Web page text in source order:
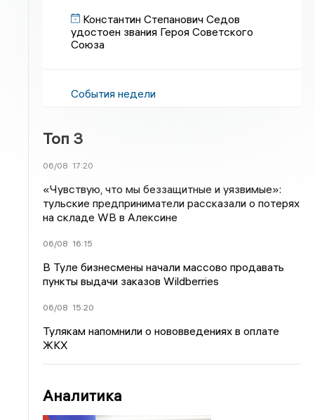
Константин Степанович Седов
удостоен звания Героя Советского
Союза
События недели
Топ 3
06/08 17:20
«Чувствую, что мы беззащитные и уязвимые»:
тульские предприниматели рассказали о потерях
на складе WB в Алексине
06/08 16:15
В Туле бизнесмены начали массово продавать
пункты выдачи заказов Wildberries
06/08 15:20
Тулякам напомнили о нововведениях в оплате
ЖКХ
Аналитика